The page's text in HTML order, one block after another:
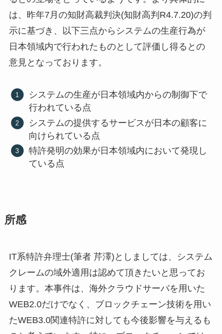
は、昨年7月の知財高裁判決(知財高判R4.7.20)の判
示に基づき、以下三点からシステムの生産行為が
日本領域内で行われたものとして評価し得るとの
意見となっております。
システムの生産が日本領域内からの制御下で
行われている点
システムの提供するサービスが日本の顧客に
向けられている点
特許発明の効果が日本領域内において発現し
ている点
所感
IT系特許弁理士(筆者 芹澤)としましては、システム
クレームの域外適用は認めて頂きたいと思ってお
ります。本事件は、海外クラウドサーバを用いた
WEB2.0だけでなく、ブロックチェーン技術を用い
たWEB3.0関連特許に対しても今後影響を与えるも